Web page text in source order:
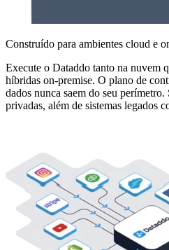
Construído para ambientes cloud e
Execute o Dataddo tanto na nuvem
híbridas on-premise. O plano de
dados nunca saem do seu perímetro.
privadas, além de sistemas legados